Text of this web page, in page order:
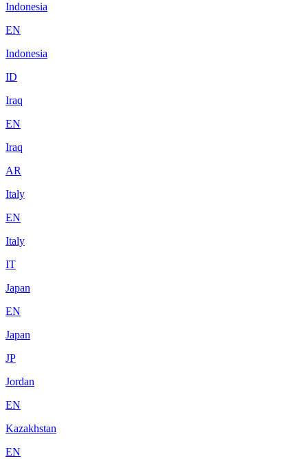
Indonesia
EN
Indonesia
ID
Iraq
EN
Iraq
AR
Italy
EN
Italy
IT
Japan
EN
Japan
JP
Jordan
EN
Kazakhstan
EN